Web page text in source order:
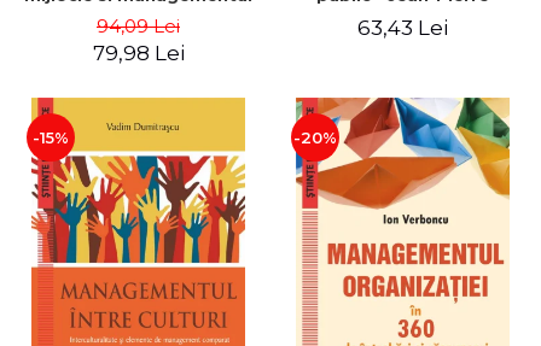
Nicolescu, Ciprian
Nicolescu
94,09 Lei
79,98 Lei
63,43 Lei
-15% -20%